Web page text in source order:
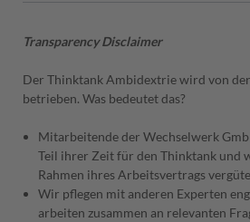
Transparency Disclaimer
Der Thinktank Ambidextrie wird von
betrieben. Was bedeutet das?
Mitarbeitende der Wechselwerk
Teil ihrer Zeit für den Thinktank und
Rahmen ihres Arbeitsvertrags
Wir pflegen mit anderen Experten
arbeiten zusammen an relevanten